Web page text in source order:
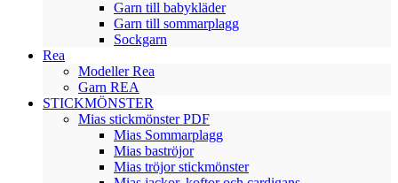
Garn till babykläder
Garn till sommarplagg
Sockgarn
Rea
Modeller Rea
Garn REA
STICKMÖNSTER
Mias stickmönster PDF
Mias Sommarplagg
Mias baströjor
Mias tröjor stickmönster